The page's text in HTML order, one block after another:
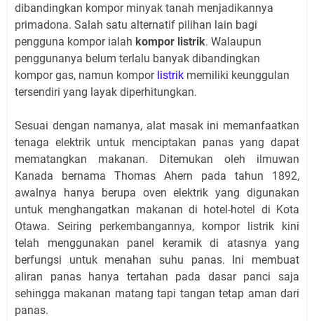
dibandingkan kompor minyak tanah menjadikannya
primadona. Salah satu alternatif pilihan lain bagi
pengguna kompor ialah kompor listrik. Walaupun
penggunanya belum terlalu banyak dibandingkan
kompor gas, namun kompor listrik memiliki keunggulan
tersendiri yang layak diperhitungkan.
Sesuai dengan namanya, alat masak ini memanfaatkan
tenaga elektrik untuk menciptakan panas yang dapat
mematangkan makanan. Ditemukan oleh ilmuwan
Kanada bernama Thomas Ahern pada tahun 1892,
awalnya hanya berupa oven elektrik yang digunakan
untuk menghangatkan makanan di hotel-hotel di Kota
Otawa. Seiring perkembangannya, kompor listrik kini
telah menggunakan panel keramik di atasnya yang
berfungsi untuk menahan suhu panas. Ini membuat
aliran panas hanya tertahan pada dasar panci saja
sehingga makanan matang tapi tangan tetap aman dari
panas.